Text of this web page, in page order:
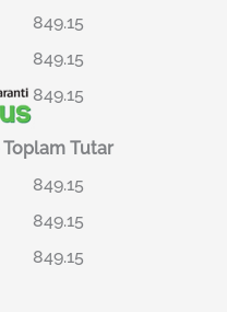
849.15
849.15
849.15
Toplam Tutar
849.15
849.15
849.15